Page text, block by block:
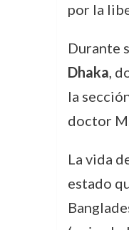
por la
Durante
Dhaka,
la
doctor
La vida
estado